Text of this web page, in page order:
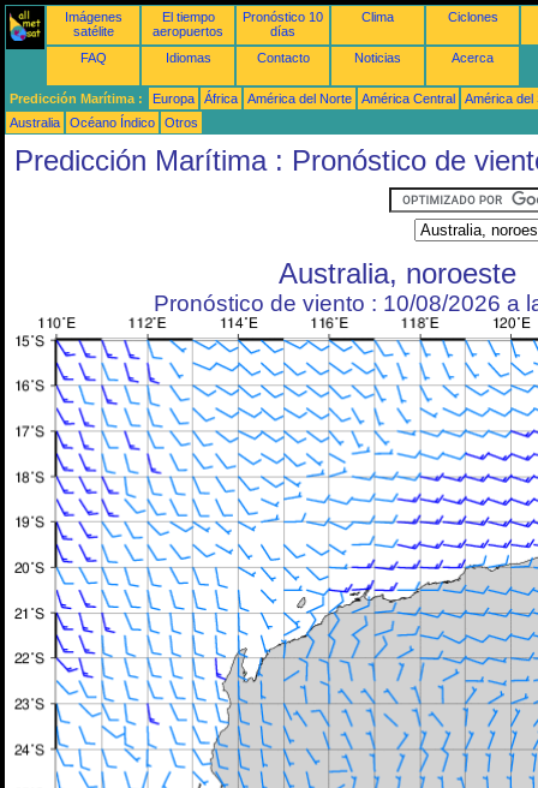
Imágenes
satélite
El tiempo
aeropuertos
Pronóstico 10
días
Clima Ciclones
FAQ Idiomas Contacto Noticias Acerca
Predicción Marítima : Europa África América del Norte América Central
América del
Australia
Océano Índico Otros
Predicción Marítima : Pronóstico de
Australia, noroeste
Pronóstico de viento : 10/08/2026 a